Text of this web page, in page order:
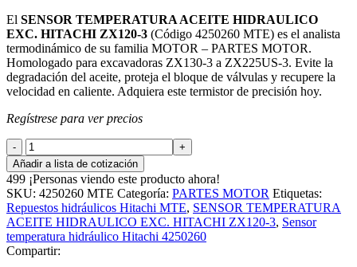
El SENSOR TEMPERATURA ACEITE HIDRAULICO
EXC. HITACHI ZX120-3 (Código 4250260 MTE) es el analista
termodinámico de su familia MOTOR – PARTES MOTOR.
Homologado para excavadoras ZX130-3 a ZX225US-3. Evite la
degradación del aceite, proteja el bloque de válvulas y recupere la
velocidad en caliente. Adquiera este termistor de precisión hoy.
Regístrese para ver precios
SENSOR
TEMPERATURA
ACEITE
HIDRAULICO
EXC.
HITACHI
ZX120-
3
cantidad
Añadir a lista de cotización
499 ¡Personas viendo este producto ahora!
SKU: 4250260 MTE Categoría: PARTES MOTOR Etiquetas:
Repuestos hidráulicos Hitachi MTE, SENSOR TEMPERATURA
ACEITE HIDRAULICO EXC. HITACHI ZX120-3, Sensor
temperatura hidráulico Hitachi 4250260
Compartir: